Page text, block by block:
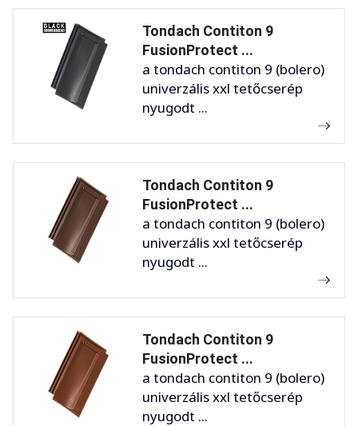
Tondach Contiton 9
FusionProtect ...
a tondach contiton 9 (bolero)
univerzális xxl tetőcserép
nyugodt ...
Tondach Contiton 9
FusionProtect ...
a tondach contiton 9 (bolero)
univerzális xxl tetőcserép
nyugodt ...
Tondach Contiton 9
FusionProtect ...
a tondach contiton 9 (bolero)
univerzális xxl tetőcserép
nyugodt ...